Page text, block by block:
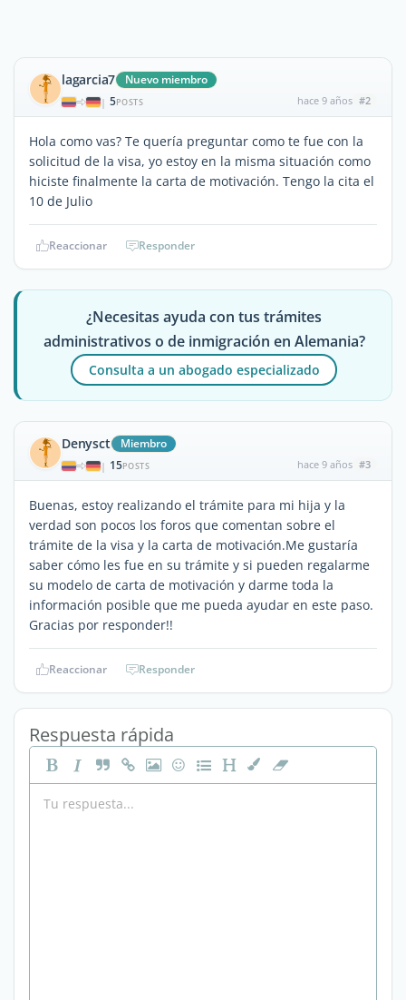
lagarcia7 Nuevo miembro
| 5POSTS hace 9 años #2
Hola como vas? Te quería preguntar como te fue con la
solicitud de la visa, yo estoy en la misma situación como
hiciste finalmente la carta de motivación. Tengo la cita el
10 de Julio
Reaccionar Responder
¿Necesitas ayuda con tus trámites
administrativos o de inmigración en Alemania?
Consulta a un abogado especializado
Denysct Miembro
| 15POSTS hace 9 años #3
Buenas, estoy realizando el trámite para mi hija y la
verdad son pocos los foros que comentan sobre el
trámite de la visa y la carta de motivación.Me gustaría
saber cómo les fue en su trámite y si pueden regalarme
su modelo de carta de motivación y darme toda la
información posible que me pueda ayudar en este paso.
Gracias por responder!!
Reaccionar Responder
Respuesta rápida